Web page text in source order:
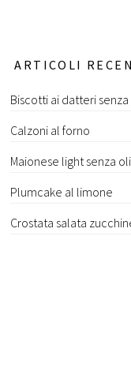
ARTICOLI
Biscotti ai datteri
Calzoni al forno
Maionese light senza
Plumcake al limone
Crostata salata